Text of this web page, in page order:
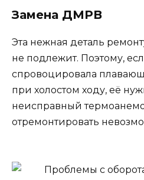
Замена ДМРВ
Эта нежная деталь
не подлежит. Поэтому,
спровоцировала
при холостом ходу, её
неисправный
отремонтировать